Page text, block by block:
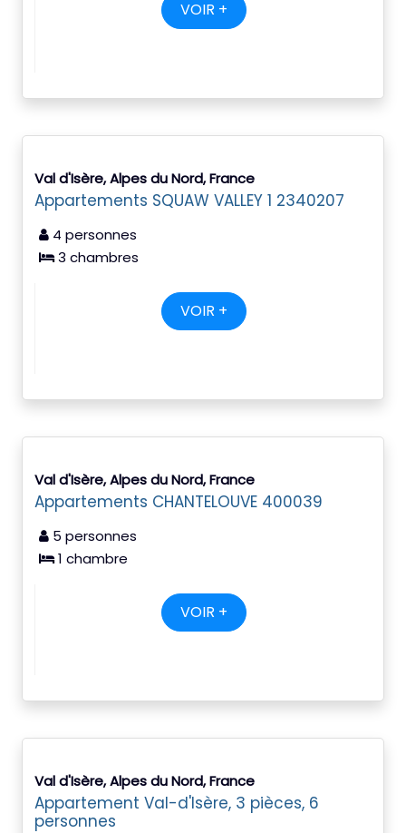
VOIR +
Val d'Isère, Alpes du Nord, France
Appartements SQUAW VALLEY 1 2340207
4 personnes
3 chambres
VOIR +
Val d'Isère, Alpes du Nord, France
Appartements CHANTELOUVE 400039
5 personnes
1 chambre
VOIR +
Val d'Isère, Alpes du Nord, France
Appartement Val-d'Isère, 3 pièces, 6
personnes